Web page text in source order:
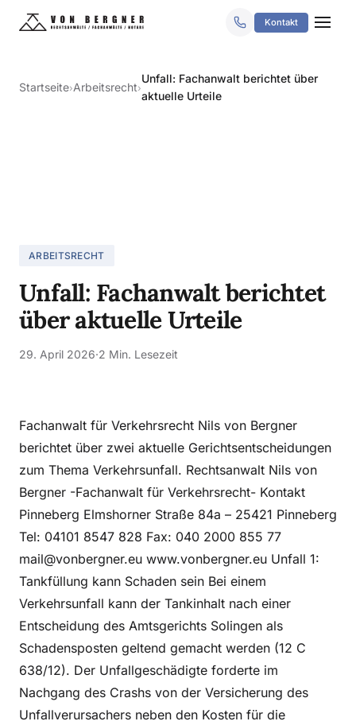
Kontakt
Startseite›Arbeitsrecht›
Unfall: Fachanwalt berichtet über
aktuelle Urteile
ARBEITSRECHT
Unfall: Fachanwalt berichtet
über aktuelle Urteile
29. April 2026·2 Min. Lesezeit
Fachanwalt für Verkehrsrecht Nils von Bergner
berichtet über zwei aktuelle Gerichtsentscheidungen
zum Thema Verkehrsunfall. Rechtsanwalt Nils von
Bergner -Fachanwalt für Verkehrsrecht- Kontakt
Pinneberg Elmshorner Straße 84a – 25421 Pinneberg
Tel: 04101 8547 828 Fax: 040 2000 855 77
mail@vonbergner.eu www.vonbergner.eu Unfall 1:
Tankfüllung kann Schaden sein Bei einem
Verkehrsunfall kann der Tankinhalt nach einer
Entscheidung des Amtsgerichts Solingen als
Schadensposten geltend gemacht werden (12 C
638/12). Der Unfallgeschädigte forderte im
Nachgang des Crashs von der Versicherung des
Unfallverursachers neben den Kosten für die